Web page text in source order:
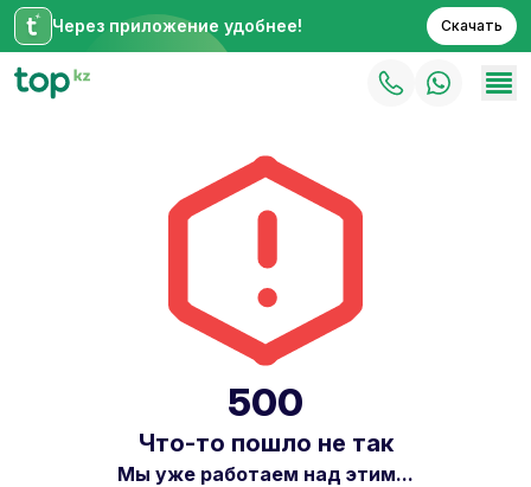
Через приложение удобнее! Скачать
500
Что-то пошло не так
Мы уже работаем над этим...